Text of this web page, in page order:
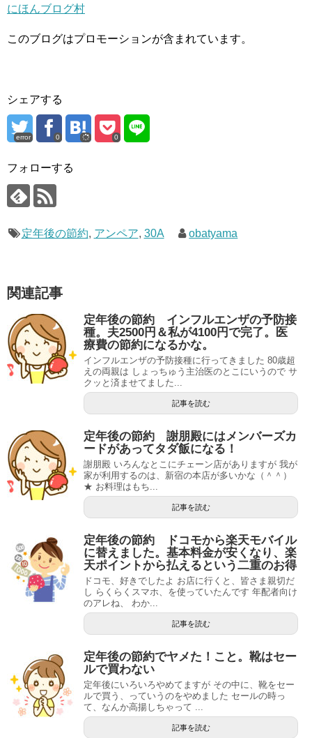
にほんブログ村
このブログはプロモーションが含まれています。
シェアする
error 0 0
フォローする
定年後の節約, アンペア, 30A obatyama
関連記事
定年後の節約 インフルエンザの予防接
種。夫2500円＆私が4100円で完了。医
療費の節約になるかな。
インフルエンザの予防接種に行ってきました 80歳超
えの両親は しょっちゅう主治医のとこにいうので サ
クッと済ませてました...
記事を読む
定年後の節約 謝朋殿にはメンバーズカ
ードがあってタダ飯になる！
謝朋殿 いろんなとこにチェーン店がありますが 我が
家が利用するのは、新宿の本店が多いかな（＾＾）
★ お料理はもち...
記事を読む
定年後の節約 ドコモから楽天モバイル
に替えました。基本料金が安くなり、楽
天ポイントから払えるという二重のお得
ドコモ、好きでしたよ お店に行くと、皆さま親切だ
し らくらくスマホ、を使っていたんです 年配者向け
のアレね、 わか...
記事を読む
定年後の節約でヤメた！こと。靴はセー
ルで買わない
定年後にいろいろやめてますが その中に、靴をセー
ルで買う、っていうのをやめました セールの時っ
て、なんか高揚しちゃって ...
記事を読む